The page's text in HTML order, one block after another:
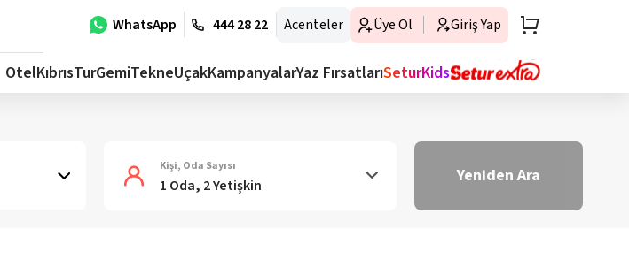
WhatsApp 444 28 22 Acenteler Üye Ol Giriş Yap
OtelKıbrısTurGemiTekneUçakKampanyalarYaz FırsatlarıSeturKids
Kişi, Oda Sayısı
1 Oda, 2 Yetişkin Yeniden Ara